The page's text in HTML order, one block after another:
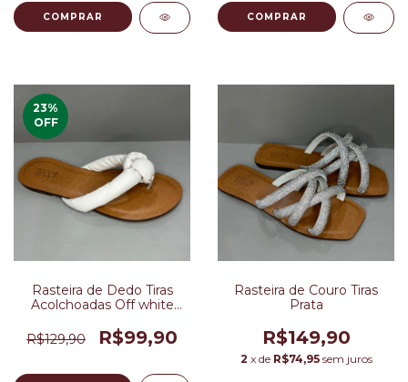
COMPRAR COMPRAR
23%
OFF
Rasteira de Dedo Tiras
Acolchoadas Off white
R$129,90
R$99,90
Rasteira de Couro Tiras
Prata
R$149,90
2 x de R$74,95 sem juros